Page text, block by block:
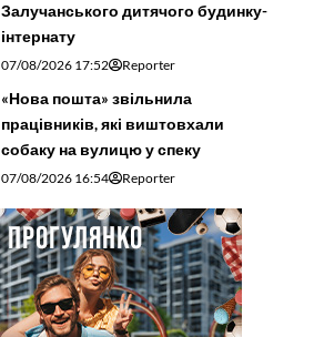
Залучанського дитячого будинку-
інтернату
07/08/2026 17:52 Reporter
«Нова пошта» звільнила
працівників, які виштовхали
собаку на вулицю у спеку
07/08/2026 16:54 Reporter